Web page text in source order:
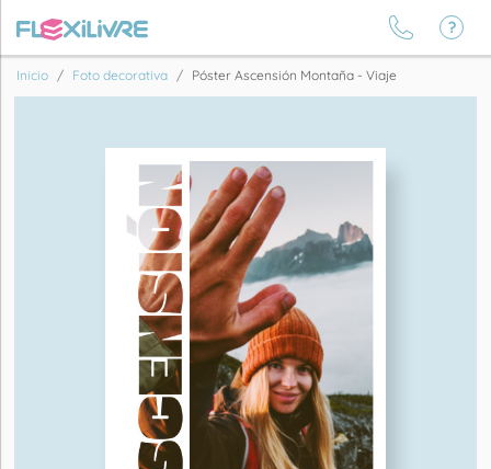
Inicio Foto decorativa Póster Ascensión Montaña - Viaje